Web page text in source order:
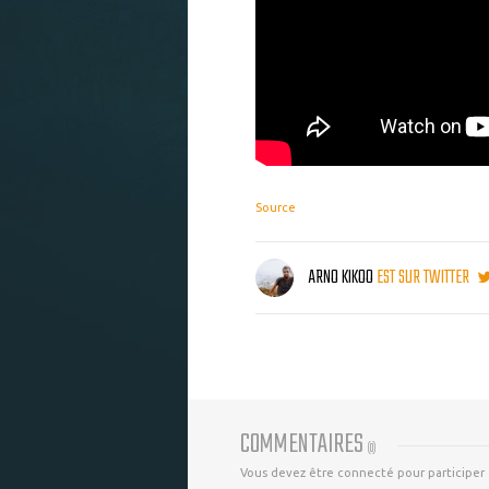
Source
ARNO KIKOOEST SUR TWITTER
COMMENTAIRES (0)
Vous devez être connecté pour participer